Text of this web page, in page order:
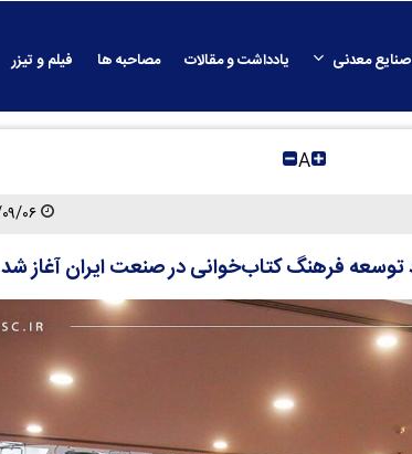
صنایع معدنی یادداشت و مقالات مصاحبه ها فیلم و تیزر
A
۱۴۰۴/۰۹/۰۶ ۱۶:۵۶:۵۰
توسعه فرهنگ کتاب‌خوانی در صنعت ایران آغاز شد